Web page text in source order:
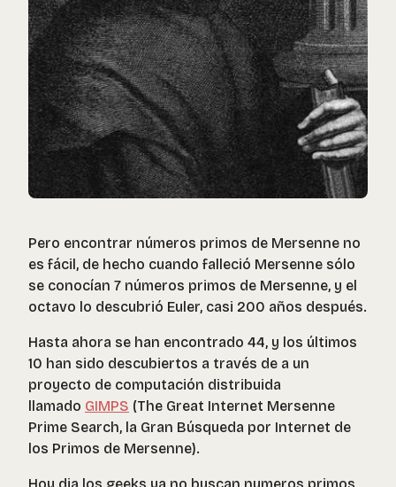
Pero encontrar números primos de Mersenne no
es fácil, de hecho cuando falleció Mersenne sólo
se conocían 7 números primos de Mersenne, y el
octavo lo descubrió Euler, casi 200 años después.
Hasta ahora se han encontrado 44, y los últimos
10 han sido descubiertos a través de a un
proyecto de computación distribuida
llamado GIMPS (The Great Internet Mersenne
Prime Search, la Gran Búsqueda por Internet de
los Primos de Mersenne).